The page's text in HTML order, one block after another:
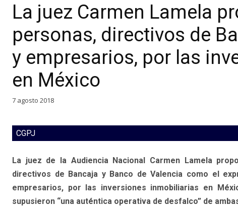
La juez Carmen Lamela
personas, directivos de
y empresarios, por las
en México
7 agosto 2018
CGPJ
La juez de la Audiencia Nacional Carmen Lamela
directivos de Bancaja y Banco de Valencia como el
empresarios, por las inversiones inmobiliarias en
supusieron “una auténtica operativa de desfalco” de